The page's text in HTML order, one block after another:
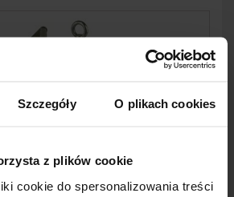
Szczegóły O plikach cookies
z plików cookie
cookie do spersonalizowania treści